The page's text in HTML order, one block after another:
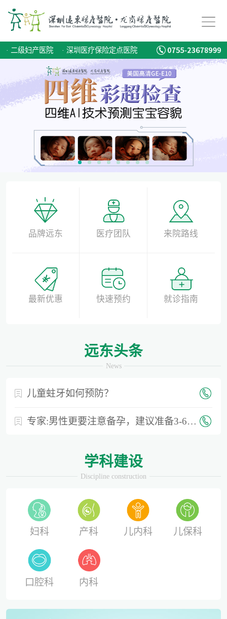
· 二级妇产医院 · 深圳医疗保险定点医院
品牌远东 医疗团队 来院路线
最新优惠 快速预约 就诊指南
远东头条
News
备孕迟迟怀不上，问题到底出在哪？
爱有光，愈未来！深圳远东龙岗妇产医院儿童康复专科正式启航！
儿童蛀牙如何预防？
专家:男性更要注意备孕，建议准备3-6个月时间
学科建设
Discipline construction
妇科 产科 儿内科 儿保科
口腔科 内科